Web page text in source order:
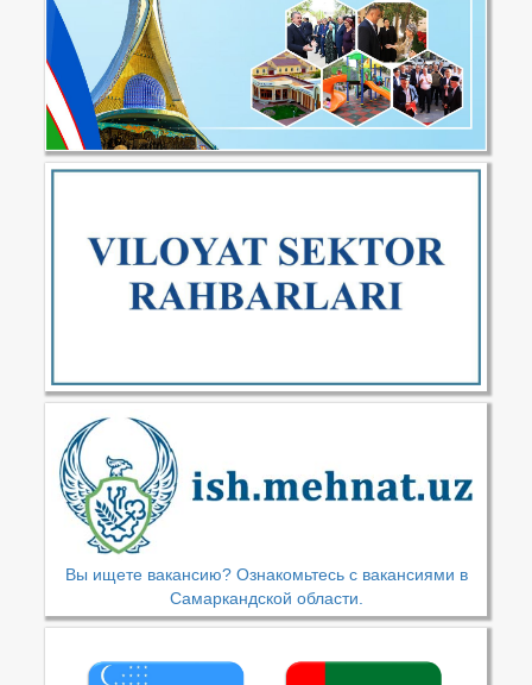
Вы ищете вакансию? Ознакомьтесь с вакансиями в
Самаркандской области.